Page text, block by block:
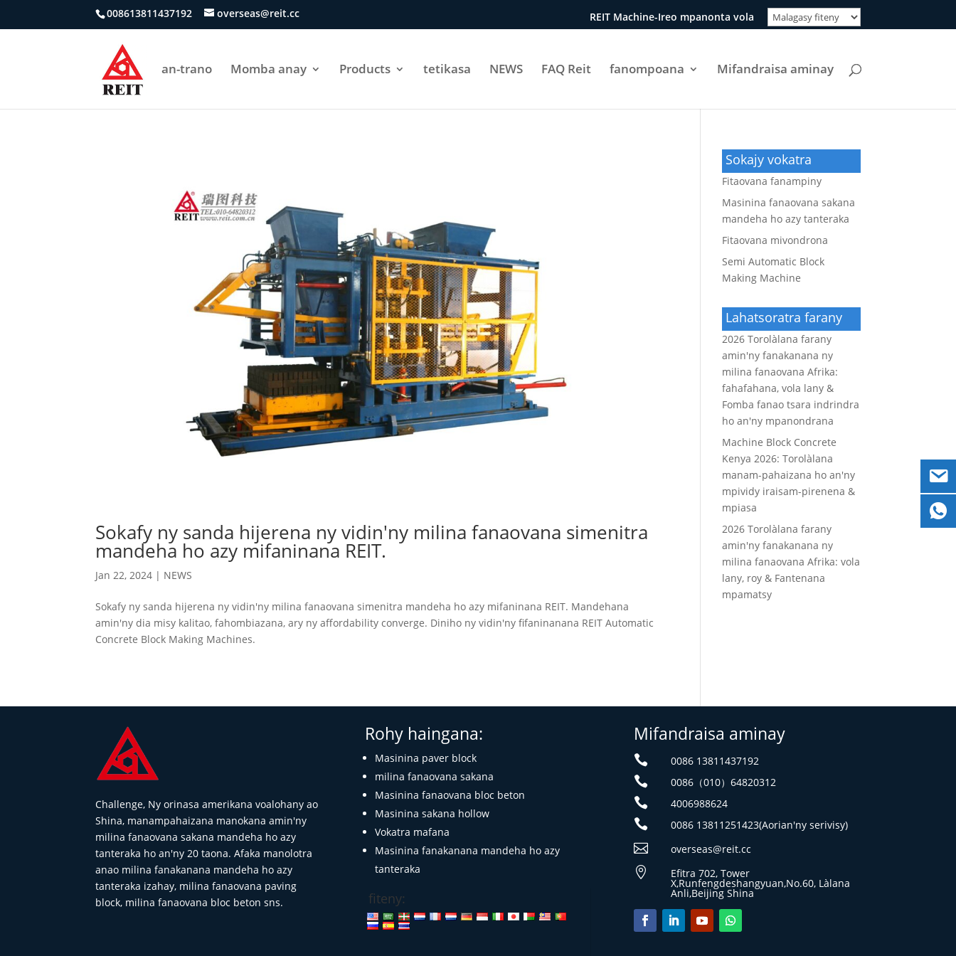
008613811437192 overseas@reit.cc REIT Machine-Ireo mpanonta vola
an-trano Momba anay Products tetikasa NEWS FAQ Reit fanompoana Mifandraisa aminay
Sokafy ny sanda hijerena ny vidin'ny milina fanaovana simenitra
mandeha ho azy mifaninana REIT.
Jan 22, 2024 | NEWS
Sokafy ny sanda hijerena ny vidin'ny milina fanaovana simenitra mandeha ho azy mifaninana REIT. Mandehana
amin'ny dia misy kalitao, fahombiazana, ary ny affordability converge. Diniho ny vidin'ny fifaninanana REIT Automatic
Concrete Block Making Machines.
Sokajy vokatra
Fitaovana fanampiny
Masinina fanaovana sakana
mandeha ho azy tanteraka
Fitaovana mivondrona
Semi Automatic Block
Making Machine
Lahatsoratra farany
2026 Torolàlana farany
amin'ny fanakanana ny
milina fanaovana Afrika:
fahafahana, vola lany &
Fomba fanao tsara indrindra
ho an'ny mpanondrana
Machine Block Concrete
Kenya 2026: Torolàlana
manam-pahaizana ho an'ny
mpividy iraisam-pirenena &
mpiasa
2026 Torolàlana farany
amin'ny fanakanana ny
milina fanaovana Afrika: vola
lany, roy & Fantenana
mpamatsy
Challenge, Ny orinasa amerikana voalohany ao
Shina, manampahaizana manokana amin'ny
milina fanaovana sakana mandeha ho azy
tanteraka ho an'ny 20 taona. Afaka manolotra
anao milina fanakanana mandeha ho azy
tanteraka izahay, milina fanaovana paving
block, milina fanaovana bloc beton sns.
Rohy haingana:
Masinina paver block
milina fanaovana sakana
Masinina fanaovana bloc beton
Masinina sakana hollow
Vokatra mafana
Masinina fanakanana mandeha ho azy
tanteraka
fiteny:
Mifandraisa aminay
 0086 13811437192
 0086（010）64820312
 4006988624
 0086 13811251423(Aorian'ny serivisy)
 overseas@reit.cc
 Efitra 702, Tower
X,Runfengdeshangyuan,No.60, Làlana
Anli,Beijing Shina